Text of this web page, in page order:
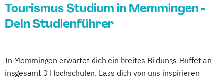
Tourismus Studium in Memmingen -
Dein Studienführer
In Memmingen erwartet dich ein breites Bildungs-Buffet an
insgesamt 3 Hochschulen. Lass dich von uns inspirieren